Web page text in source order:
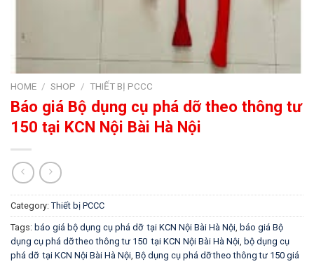
HOME / SHOP / THIẾT BỊ PCCC
Báo giá Bộ dụng cụ phá dỡ theo thông tư
150 tại KCN Nội Bài Hà Nội
Category: Thiết bị PCCC
Tags: báo giá bộ dụng cụ phá dỡ tại KCN Nội Bài Hà Nội, báo giá Bộ
dụng cụ phá dỡ theo thông tư 150 tại KCN Nội Bài Hà Nội, bộ dụng cụ
phá dỡ tại KCN Nội Bài Hà Nội, Bộ dụng cụ phá dỡ theo thông tư 150 giá